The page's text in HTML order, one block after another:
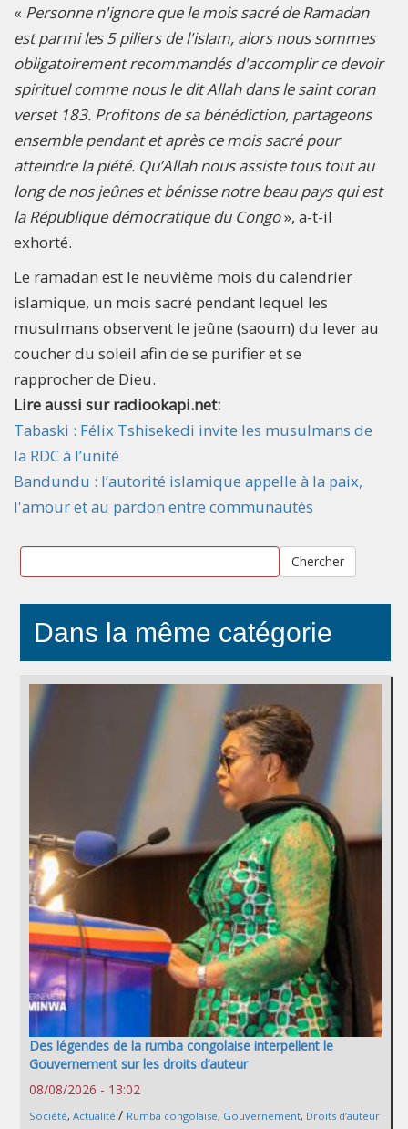
« Personne n'ignore que le mois sacré de Ramadan
est parmi les 5 piliers de l'islam, alors nous sommes
obligatoirement recommandés d'accomplir ce devoir
spirituel comme nous le dit Allah dans le saint coran
verset 183. Profitons de sa bénédiction, partageons
ensemble pendant et après ce mois sacré pour
atteindre la piété. Qu’Allah nous assiste tous tout au
long de nos jeûnes et bénisse notre beau pays qui est
la République démocratique du Congo», a-t-il
exhorté.
Le ramadan est le neuvième mois du calendrier
islamique, un mois sacré pendant lequel les
musulmans observent le jeûne (saoum) du lever au
coucher du soleil afin de se purifier et se
rapprocher de Dieu.
Lire aussi sur radiookapi.net:
Tabaski : Félix Tshisekedi invite les musulmans de
la RDC à l’unité
Bandundu : l’autorité islamique appelle à la paix,
l'amour et au pardon entre communautés
Chercher
Dans la même catégorie
Des légendes de la rumba congolaise interpellent le
Gouvernement sur les droits d’auteur
08/08/2026 - 13:02
Société, Actualité / Rumba congolaise, Gouvernement, Droits d’auteur